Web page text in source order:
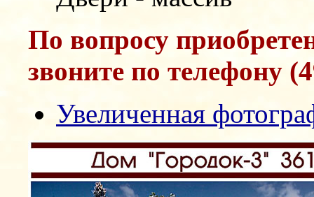
По вопросу
звоните по телефону
Увеличенная